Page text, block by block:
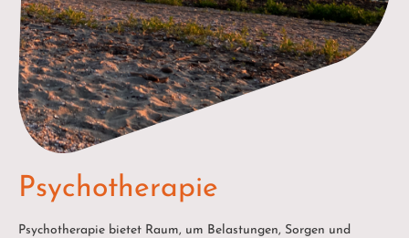
Psychotherapie bietet Raum, um Belastungen, Sorgen und
Psychotherapie